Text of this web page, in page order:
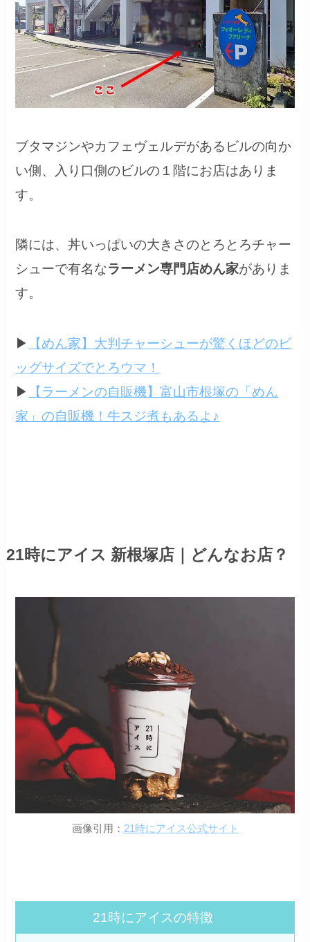
ブタマジンやカフェヴェルデがあるビルの向か
い側、入り口側のビルの１階にお店はありま
す。
隣には、丼いっぱいの大きさのとろとろチャー
シューで有名なラーメン専門店めん家がありま
す。
▶
【めん家】大判チャーシューが驚くほどのビ
ッグサイズでとろウマ！
▶
【ラーメンの自販機】富山市根塚の「めん
家」の自販機！牛スジ煮もあるよ♪
21時にアイス 新根塚店｜どんなお店？
画像引用： 21時にアイス公式サイト
21時にアイスの特徴